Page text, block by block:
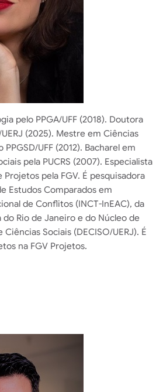
pelo PPGA/UFF (2018). Doutora
(2025). Mestre em Ciências
UFF (2012). Bacharel em
pela PUCRS (2007). Especialista
pela FGV. É pesquisadora
Estudos Comparados em
de Conflitos (INCT-InEAC), da
do Rio de Janeiro e do Núcleo de
Sociais (DECISO/UERJ). É
na FGV Projetos.